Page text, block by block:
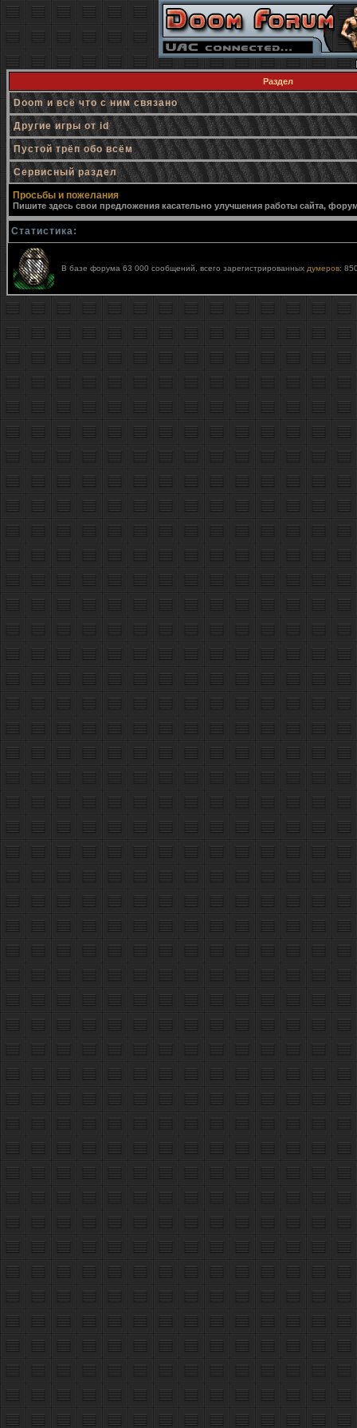
Раздел
Doom и всё что с ним связано
Другие игры от id
Пустой трёп обо всём
Сервисный раздел
Просьбы и пожелания
Пишите здесь свои предложения касательно улучшения работы сайта,
Статистика:
В базе форума 63 000 сообщений, всего зарегистрированных думеров: